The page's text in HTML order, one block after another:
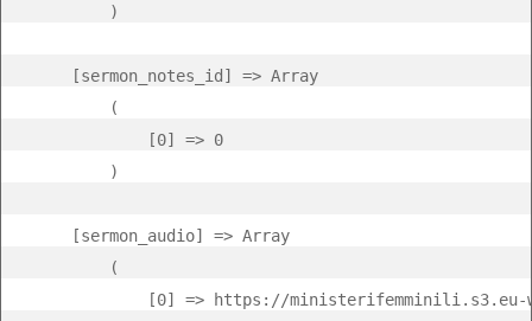
        )
    [sermon_notes_id] => Array
        (
            [0] => 0
        )
    [sermon_audio] => Array
        (
[0] => https://